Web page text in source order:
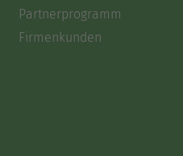
Partnerprogramm
Firmenkunden